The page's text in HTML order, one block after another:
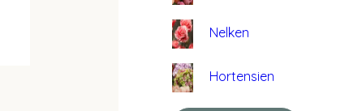
Nelken
Hortensien